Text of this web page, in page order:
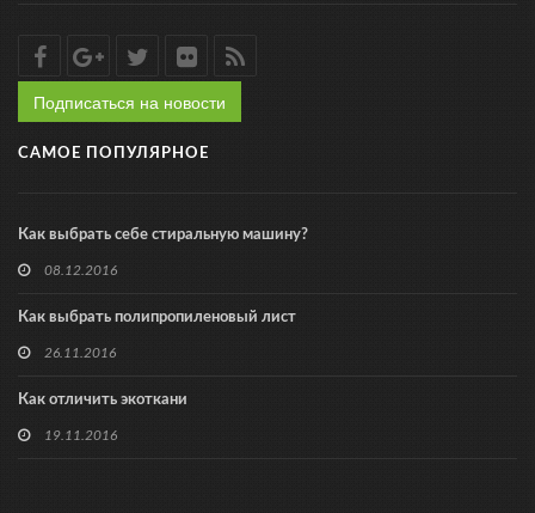
Подписаться на новости
САМОЕ ПОПУЛЯРНОЕ
Как выбрать себе стиральную машину?
08.12.2016
Как выбрать полипропиленовый лист
26.11.2016
Как отличить экоткани
19.11.2016